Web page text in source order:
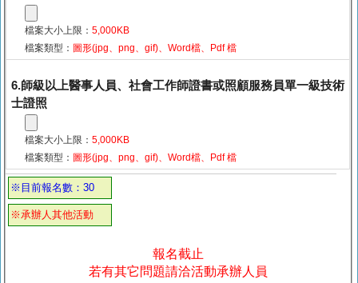
檔案大小上限： 5,000KB
檔案類型： 圖形(jpg、png、gif)、Word檔、Pdf 檔
6.師級以上醫事人員、社會工作師證書或照顧服務員單一級技術
士證照
檔案大小上限： 5,000KB
檔案類型： 圖形(jpg、png、gif)、Word檔、Pdf 檔
※目前報名數：30
※承辦人其他活動
報名截止
若有其它問題請洽活動承辦人員